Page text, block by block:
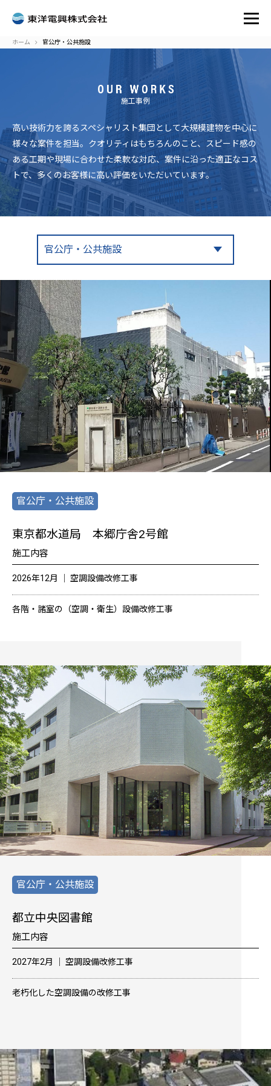
ホーム 官公庁・公共施設
施工事例
高い技術力を誇るスペシャリスト集団として大規模建物を中心に
様々な案件を担当。クオリティはもちろんのこと、スピード感の
ある工期や現場に合わせた柔軟な対応、案件に沿った適正なコス
トで、多くのお客様に高い評価をいただいています。
官公庁・公共施設
官公庁・公共施設
東京都水道局 本郷庁舎2号館
施工内容
2026年12月 │ 空調設備改修工事
各階・諸室の（空調・衛生）設備改修工事
官公庁・公共施設
都立中央図書館
施工内容
2027年2月 │ 空調設備改修工事
老朽化した空調設備の改修工事